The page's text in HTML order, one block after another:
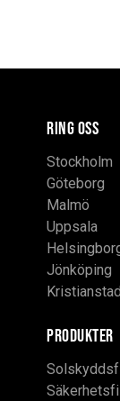
RING OSS
Stockholm
Göteborg
Malmö
Uppsala
Jönköping
Kristianstad
PRODUKTER